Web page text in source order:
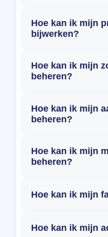
Hoe kan ik mijn
bijwerken?
Hoe kan ik mijn
beheren?
Hoe kan ik mijn
beheren?
Hoe kan ik mijn
beheren?
Hoe kan ik mijn
Hoe kan ik mijn